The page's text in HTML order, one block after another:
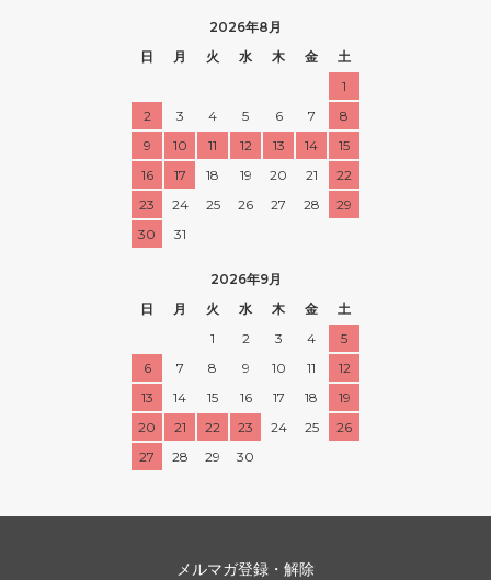
2026年8月
日
月 火 水 木 金
土
1
2
3 4 5 6 7
8
9
10 11 12 13 14
15
16
17 18 19 20 21
22
23
24 25 26 27 28
29
30
31
2026年9月
日
月 火 水 木 金
土
1
2 3 4
5
6
7 8 9 10 11
12
13
14 15 16 17 18
19
20
21 22 23 24 25
26
27
28 29 30
メルマガ登録・解除